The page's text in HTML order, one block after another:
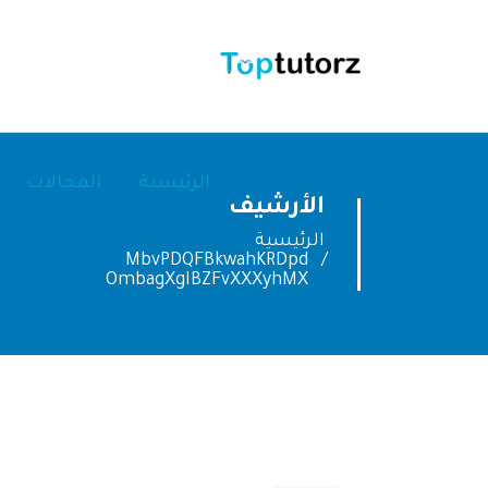
الرئيسية المجالات
الأرشيف
الرئيسية
MbvPDQFBkwahKRDpd
OmbagXgIBZFvXXXyhMX